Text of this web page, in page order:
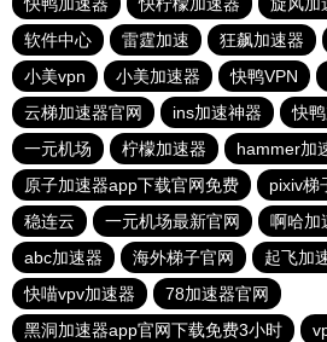
快鸭加速器
快柠檬加速器 旋风加
软件中心
雷霆加速 狂飙加速器
小美vpn
小美加速器 快鸭VPN
云梯加速器官网
ins加速神器
快
一元机场
柠檬加速器
hammer加
原子加速器app下载官网免费
pixiv梯
稳连云
一元机场最新官网
啊哈加
abc加速器
海外梯子官网
起飞加
快喵vpv加速器
78加速器官网
黑洞加速器app官网下载免费3小时